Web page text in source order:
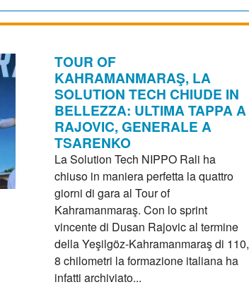
TOUR OF
KAHRAMANMARAŞ, LA
SOLUTION TECH CHIUDE IN
BELLEZZA: ULTIMA TAPPA A
RAJOVIC, GENERALE A
TSARENKO
La Solution Tech NIPPO Rali ha
chiuso in maniera perfetta la quattro
giorni di gara al Tour of
Kahramanmaraş. Con lo sprint
vincente di Dusan Rajovic al termine
della Yeşilgöz-Kahramanmaraş di 110,
8 chilometri la formazione italiana ha
infatti archiviato...